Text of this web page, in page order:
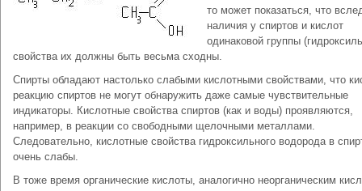
то может показаться, что
наличия у спиртов и кислот
одинаковой группы
свойства их должны быть весьма сходны.
Спирты обладают настолько слабыми кислотными свойствами, что
реакцию спиртов не могут обнаружить даже самые чувствительные
индикаторы. Кислотные свойства спиртов (как и воды) проявляются,
например, в реакции со свободными щелочными металлами.
Следовательно, кислотные свойства гидроксильного водорода в
очень слабы.
В тоже время органические кислоты, аналогично неорганическим